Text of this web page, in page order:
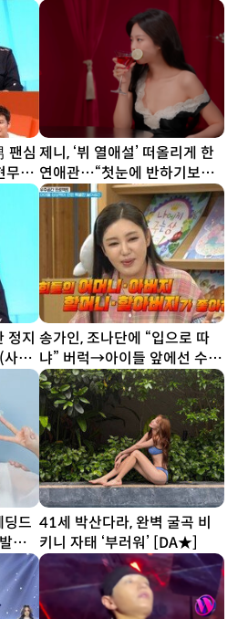
팬심
무
제니, ‘뷔 열애설’ 떠올리게 한
연애관…“첫눈에 반하기보다
친구부터” [SD톡톡]
정지
사당
송가인, 조나단에 “입으로 따
냐” 버럭→아이들 앞에선 수줍
반전미 (제철리 마을회관)
드 41세 박산다라, 완벽 굴곡 비
키니 자태 ‘부러워’ [DA★]